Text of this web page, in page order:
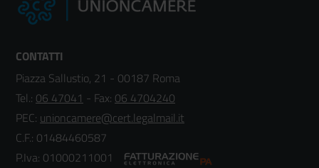
CONTATTI
Piazza Sallustio, 21 - 00187 Roma
Tel.: 06 47041 - Fax: 06 4704240
PEC: unioncamere@cert.legalmail.it
C.F.: 01484460587
P.Iva: 01000211001